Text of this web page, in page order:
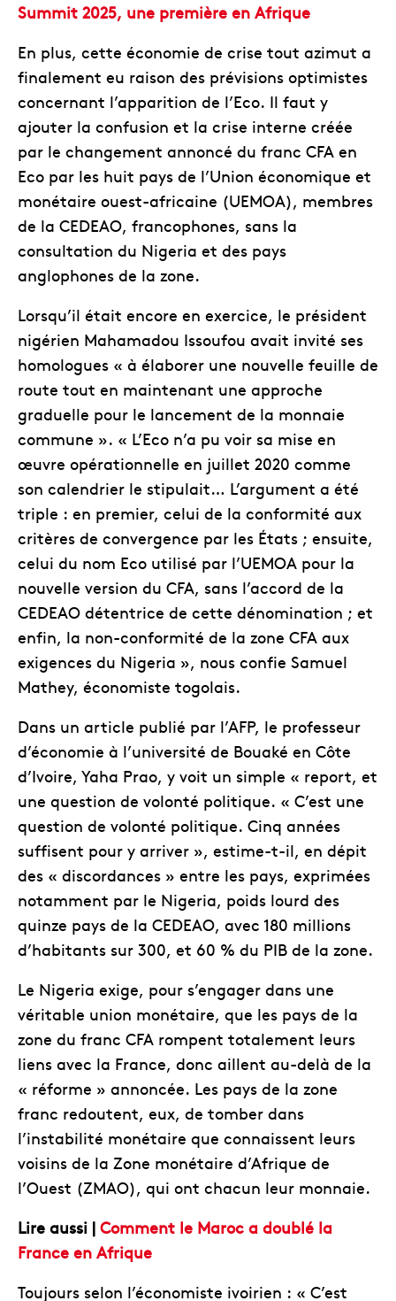
Summit 2025, une première en Afrique
En plus, cette économie de crise tout azimut a
finalement eu raison des prévisions optimistes
concernant l’apparition de l’Eco. Il faut y
ajouter la confusion et la crise interne créée
par le changement annoncé du franc CFA en
Eco par les huit pays de l’Union économique et
monétaire ouest-africaine (UEMOA), membres
de la CEDEAO, francophones, sans la
consultation du Nigeria et des pays
anglophones de la zone.
Lorsqu’il était encore en exercice, le président
nigérien Mahamadou Issoufou avait invité ses
homologues « à élaborer une nouvelle feuille de
route tout en maintenant une approche
graduelle pour le lancement de la monnaie
commune ». « L’Eco n’a pu voir sa mise en
œuvre opérationnelle en juillet 2020 comme
son calendrier le stipulait… L’argument a été
triple : en premier, celui de la conformité aux
critères de convergence par les États ; ensuite,
celui du nom Eco utilisé par l’UEMOA pour la
nouvelle version du CFA, sans l’accord de la
CEDEAO détentrice de cette dénomination ; et
enfin, la non-conformité de la zone CFA aux
exigences du Nigeria », nous confie Samuel
Mathey, économiste togolais.
Dans un article publié par l’AFP, le professeur
d’économie à l’université de Bouaké en Côte
d’Ivoire, Yaha Prao, y voit un simple « report, et
une question de volonté politique. « C’est une
question de volonté politique. Cinq années
suffisent pour y arriver », estime-t-il, en dépit
des « discordances » entre les pays, exprimées
notamment par le Nigeria, poids lourd des
quinze pays de la CEDEAO, avec 180 millions
d’habitants sur 300, et 60 % du PIB de la zone.
Le Nigeria exige, pour s’engager dans une
véritable union monétaire, que les pays de la
zone du franc CFA rompent totalement leurs
liens avec la France, donc aillent au-delà de la
« réforme » annoncée. Les pays de la zone
franc redoutent, eux, de tomber dans
l’instabilité monétaire que connaissent leurs
voisins de la Zone monétaire d’Afrique de
l’Ouest (ZMAO), qui ont chacun leur monnaie.
Lire aussi | Comment le Maroc a doublé la
France en Afrique
Toujours selon l’économiste ivoirien : « C’est